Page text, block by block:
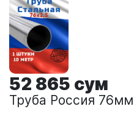
52 865 сум
Труба Россия